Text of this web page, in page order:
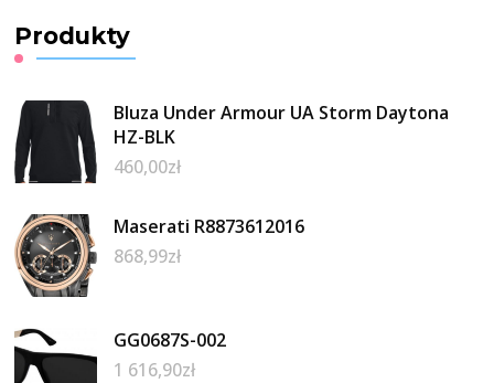
Produkty
Bluza Under Armour UA Storm Daytona
HZ-BLK
460,00zł
Maserati R8873612016
868,99zł
GG0687S-002
1 616,90zł